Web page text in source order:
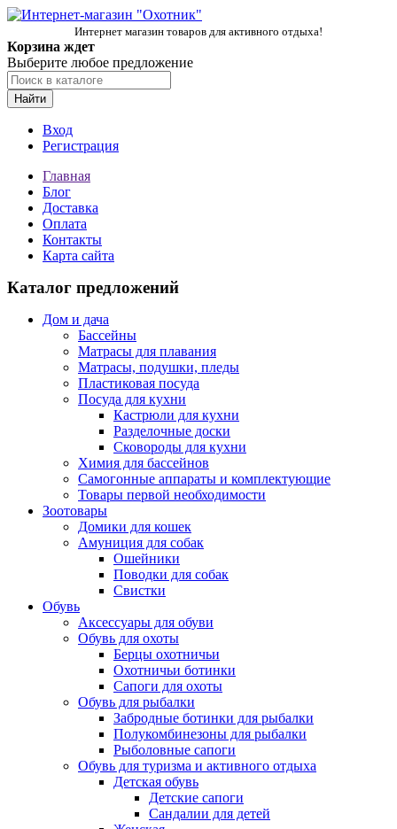
Интернет магазин товаров для активного отдыха!
Корзина ждет
Выберите любое предложение
Найти
Вход
Регистрация
Главная
Блог
Доставка
Оплата
Контакты
Карта сайта
Каталог предложений
Дом и дача
Бассейны
Матрасы для плавания
Матрасы, подушки, пледы
Пластиковая посуда
Посуда для кухни
Кастрюли для кухни
Разделочные доски
Сковороды для кухни
Химия для бассейнов
Самогонные аппараты и комплектующие
Товары первой необходимости
Зоотовары
Домики для кошек
Амуниция для собак
Ошейники
Поводки для собак
Свистки
Обувь
Аксессуары для обуви
Обувь для охоты
Берцы охотничьи
Охотничьи ботинки
Сапоги для охоты
Обувь для рыбалки
Забродные ботинки для рыбалки
Полукомбинезоны для рыбалки
Рыболовные сапоги
Обувь для туризма и активного отдыха
Детская обувь
Детские сапоги
Сандалии для детей